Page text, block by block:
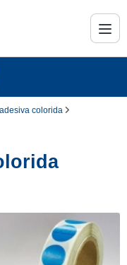
colorida